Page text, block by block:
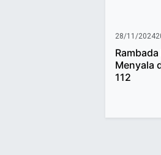
28/11/2024
Menyala
112